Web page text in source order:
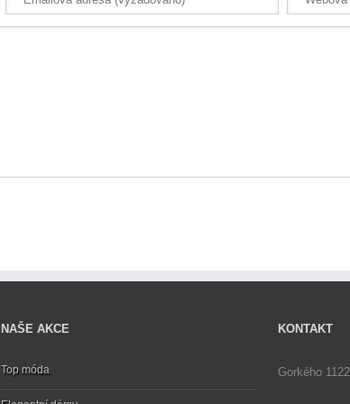
NAŠE AKCE
Top móda
KONTAKT
Gorkého